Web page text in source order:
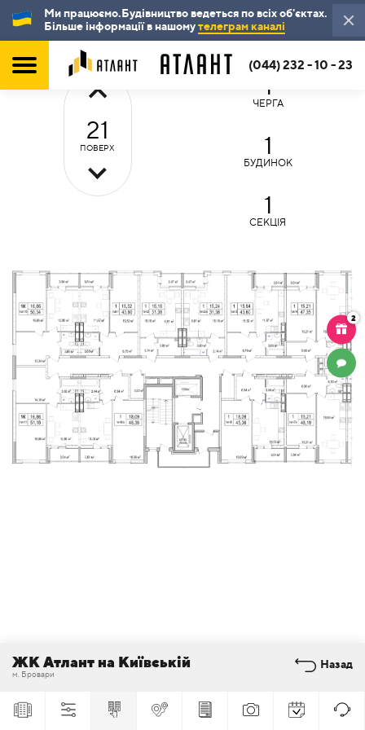
Ми працюємо.Будівництво ведеться по всіх об'єктах.
Більше інформації в нашомутелеграм каналі
(044) 232 - 10 - 23
2
ЧАТ
1
ЧЕРГА
1
БУДИНОК
1
СЕКЦІЯ
21
ПОВЕРХ
ЖК Атлант на Київській
м. Бровари
Назад